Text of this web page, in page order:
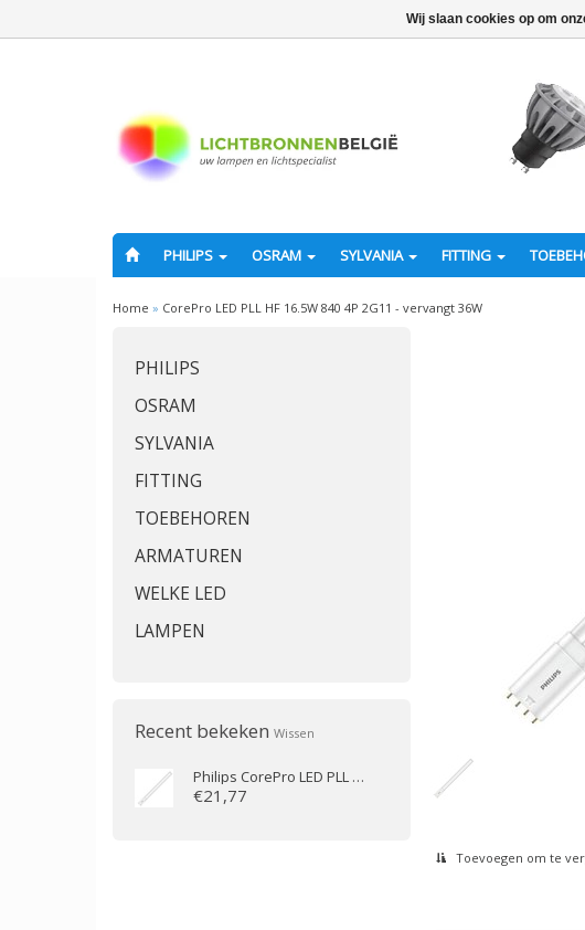
PHILIPS OSRAM SYLVANIA FITTING
Home » CorePro LED PLL HF 16.5W 840 4P 2G11 - vervangt 36W
PHILIPS
OSRAM
SYLVANIA
FITTING
TOEBEHOREN
ARMATUREN
WELKE LED
LAMPEN
Recent bekeken Wissen
Philips CorePro LED PLL HF 16.5W 840 4P 2G11 - vervangt 36W
€21,77
Toevoegen om te
Wij slaan cookies op om